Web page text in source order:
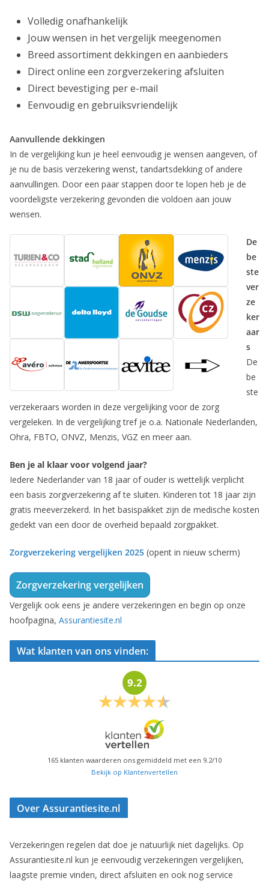
Volledig onafhankelijk
Jouw wensen in het vergelijk meegenomen
Breed assortiment dekkingen en aanbieders
Direct online een zorgverzekering afsluiten
Direct bevestiging per e-mail
Eenvoudig en gebruiksvriendelijk
Aanvullende dekkingen
In de vergelijking kun je heel eenvoudig je wensen aangeven, of
je nu de basis verzekering wenst, tandartsdekking of andere
aanvullingen. Door een paar stappen door te lopen heb je de
voordeligste verzekering gevonden die voldoen aan jouw
wensen.
De
be
ste
ver
ze
ker
aar
s
De
be
ste
verzekeraars worden in deze vergelijking voor de zorg
vergeleken. In de vergelijking tref je o.a. Nationale Nederlanden,
Ohra, FBTO, ONVZ, Menzis, VGZ en meer aan.
Ben je al klaar voor volgend jaar?
Iedere Nederlander van 18 jaar of ouder is wettelijk verplicht
een basis zorgverzekering af te sluiten. Kinderen tot 18 jaar zijn
gratis meeverzekerd. In het basispakket zijn de medische kosten
gedekt van een door de overheid bepaald zorgpakket.
Zorgverzekering vergelijken 2025 (opent in nieuw scherm)
Zorgverzekering vergelijken
Vergelijk ook eens je andere verzekeringen en begin op onze
hoofpagina, Assurantiesite.nl
Wat klanten van ons vinden:
9.2
165 klanten waarderen ons gemiddeld met een 9.2/10
Bekijk op Klantenvertellen
Over Assurantiesite.nl
Verzekeringen regelen dat doe je natuurlijk niet dagelijks. Op
Assurantiesite.nl kun je eenvoudig verzekeringen vergelijken,
laagste premie vinden, direct afsluiten en ook nog service